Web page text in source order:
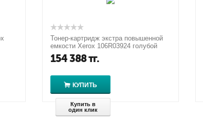
Тонер-картридж экстра повышенной
емкости Xerox 106R03924 голубой
для Xerox VersaLink C600N/DN / 1...
154 388тг.
КУПИТЬ
Купить в
один клик